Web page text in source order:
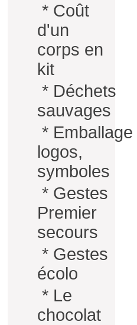
* Coût
d'un
corps en
kit
* Déchets
sauvages
* Emballage
logos,
symboles
* Gestes
Premier
secours
* Gestes
écolo
* Le
chocolat